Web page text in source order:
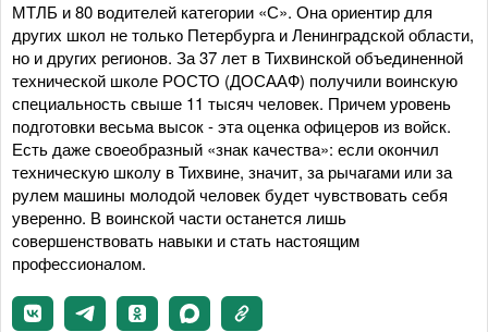
МТЛБ и 80 водителей категории «С». Она ориентир для
других школ не только Петербурга и Ленинградской области,
но и других регионов. За 37 лет в Тихвинской объединенной
технической школе РОСТО (ДОСААФ) получили воинскую
специальность свыше 11 тысяч человек. Причем уровень
подготовки весьма высок - эта оценка офицеров из войск.
Есть даже своеобразный «знак качества»: если окончил
техническую школу в Тихвине, значит, за рычагами или за
рулем машины молодой человек будет чувствовать себя
уверенно. В воинской части останется лишь
совершенствовать навыки и стать настоящим
профессионалом.